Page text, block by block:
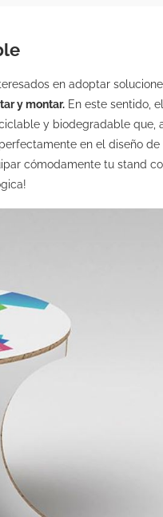
​​en adoptar
y montar. En este sentido, el
y biodegradable que,
en el diseño
cómodamente tu stand